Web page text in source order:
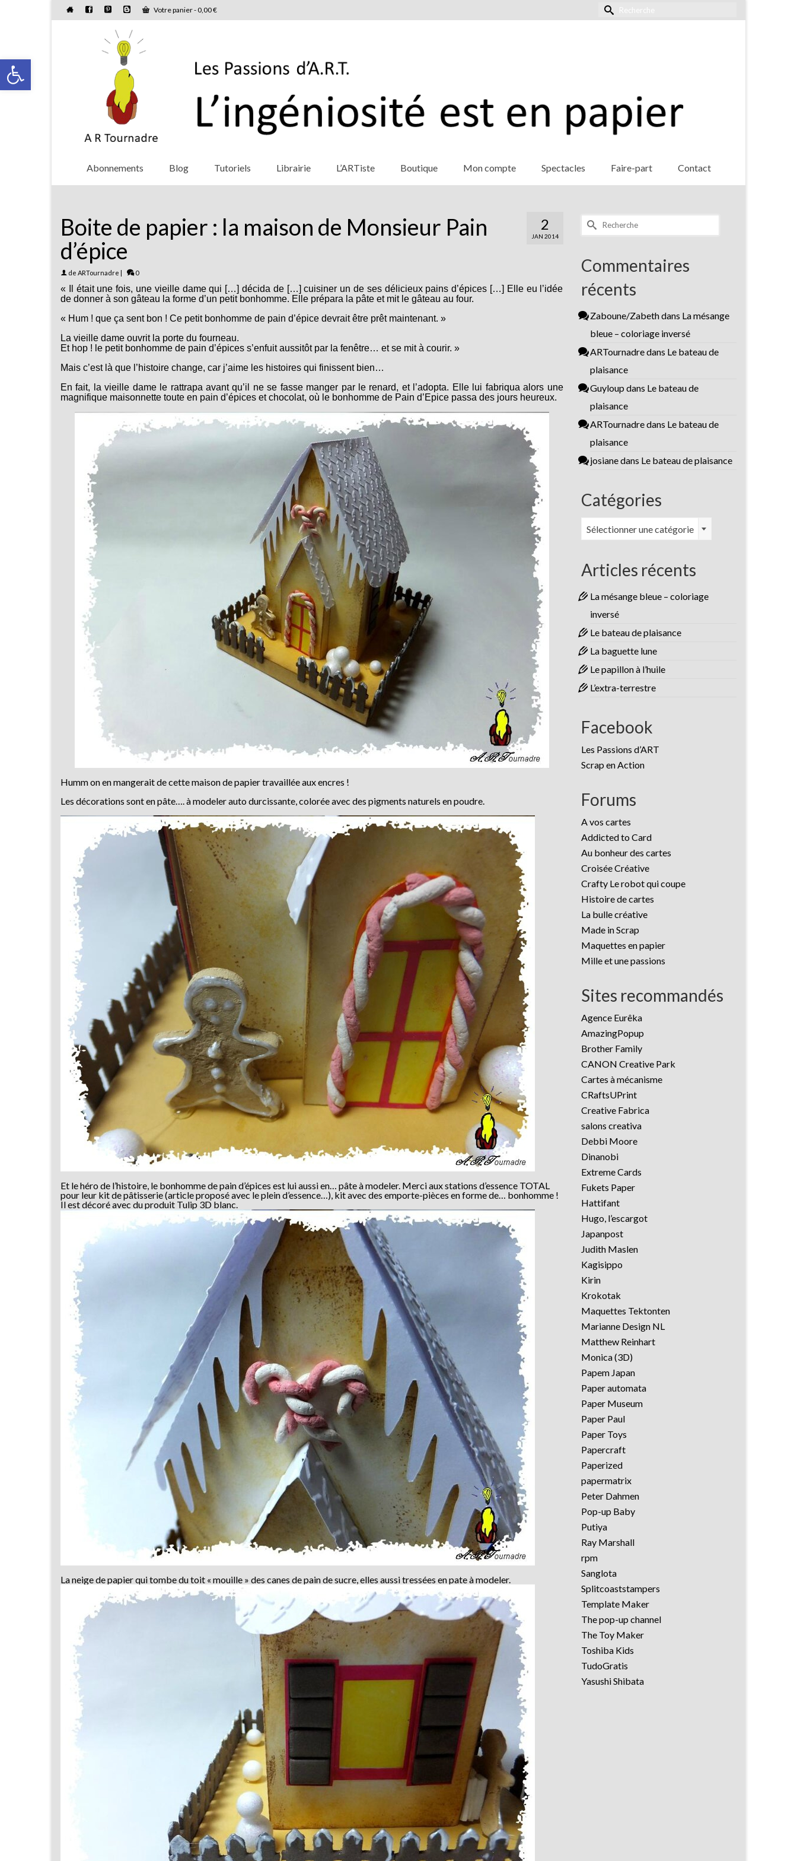
Ouvrir la barre d’outils
Votre panier-0,00€ Rechercher :
Abonnements Blog Tutoriels Librairie L’ARTiste Boutique Mon compte Spectacles Faire-part Contact
2
JAN 2014
Boite de papier : la maison de Monsieur Pain
d’épice
de ARTournadre | 0
« Il était une fois, une vieille dame qui […] décida de […] cuisiner un de ses délicieux pains d’épices […] Elle eu l’idée
de donner à son gâteau la forme d’un petit bonhomme. Elle prépara la pâte et mit le gâteau au four.
« Hum ! que ça sent bon ! Ce petit bonhomme de pain d’épice devrait être prêt maintenant. »
La vieille dame ouvrit la porte du fourneau.
Et hop ! le petit bonhomme de pain d’épices s’enfuit aussitôt par la fenêtre… et se mit à courir. »
Mais c’est là que l’histoire change, car j’aime les histoires qui finissent bien…
En fait, la vieille dame le rattrapa avant qu’il ne se fasse manger par le renard, et l’adopta. Elle lui fabriqua alors une
magnifique maisonnette toute en pain d’épices et chocolat, où le bonhomme de Pain d’Epice passa des jours heureux.
Humm on en mangerait de cette maison de papier travaillée aux encres !
Les décorations sont en pâte…. à modeler auto durcissante, colorée avec des pigments naturels en poudre.
Et le héro de l’histoire, le bonhomme de pain d’épices est lui aussi en… pâte à modeler. Merci aux stations d’essence TOTAL
pour leur kit de pâtisserie (article proposé avec le plein d’essence…), kit avec des emporte-pièces en forme de… bonhomme !
Il est décoré avec du produit Tulip 3D blanc.
La neige de papier qui tombe du toit « mouille » des canes de pain de sucre, elles aussi tressées en pate à modeler.
Rechercher :
Commentaires
récents
Zaboune/Zabethdans La mésange
bleue – coloriage inversé
ARTournadredans Le bateau de
plaisance
Guyloup dans Le bateau de
plaisance
ARTournadredans Le bateau de
plaisance
josianedans Le bateau de plaisance
Catégories
Catégories
Sélectionner une catégorie
Articles récents
La mésange bleue – coloriage
inversé
Le bateau de plaisance
La baguette lune
Le papillon à l’huile
L’extra-terrestre
Facebook
Les Passions d’ART
Scrap en Action
Forums
A vos cartes
Addicted to Card
Au bonheur des cartes
Croisée Créative
Crafty Le robot qui coupe
Histoire de cartes
La bulle créative
Made in Scrap
Maquettes en papier
Mille et une passions
Sites recommandés
Agence Eurêka
AmazingPopup
Brother Family
CANON Creative Park
Cartes à mécanisme
CRaftsUPrint
Creative Fabrica
salons creativa
Debbi Moore
Dinanobi
Extreme Cards
Fukets Paper
Hattifant
Hugo, l’escargot
Japanpost
Judith Maslen
Kagisippo
Kirin
Krokotak
Maquettes Tektonten
Marianne Design NL
Matthew Reinhart
Monica (3D)
Papem Japan
Paper automata
Paper Museum
Paper Paul
Paper Toys
Papercraft
Paperized
papermatrix
Peter Dahmen
Pop-up Baby
Putiya
Ray Marshall
rpm
Sanglota
Splitcoaststampers
Template Maker
The pop-up channel
The Toy Maker
Toshiba Kids
TudoGratis
Yasushi Shibata